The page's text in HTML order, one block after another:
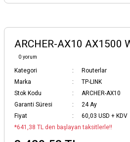
ARCHER-AX10 AX1500
0 yorum
Kategori
Routerlar
Marka
TP-LINK
Stok Kodu
ARCHER-AX10
Garanti Süresi
24 Ay
Fiyat
60,03 USD + KDV
*641,38 TL den başlayan taksitlerle!!